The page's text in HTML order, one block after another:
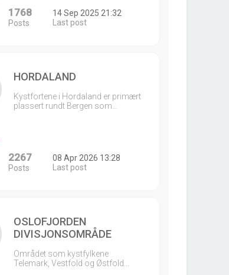
1768
Posts
14 Sep 2025 21:32
Last post
HORDALAND
Kystfortene i Hordaland er primært
plassert rundt Bergen som…
2267
Posts
08 Apr 2026 13:28
Last post
OSLOFJORDEN
DIVISJONSOMRÅDE
Området som kystfylkene
Telemark, Vestfold og Østfold…